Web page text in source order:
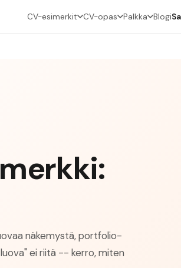
CV-esimerkit CV-opas Palkka Blogi
näkemystä, portfolio-
ei riitä -- kerro, miten